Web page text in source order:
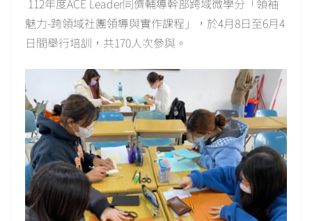
112年度ACE Leader同儕輔導幹部跨域微學分「領袖
魅力-跨領域社團領導與實作課程」，於4月8日至6月4
日間舉行培訓，共170人次參與。